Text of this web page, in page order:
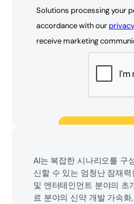
AI는 복잡한 시나리오를 구
신할 수 있는 엄청난 잠재
및 엔터테인먼트 분야의 초
료 분야의 신약 개발 가속